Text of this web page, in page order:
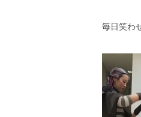
毎日笑わ